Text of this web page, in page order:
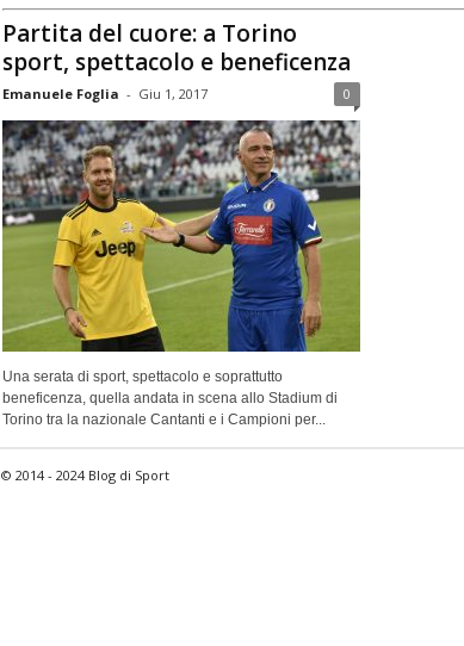
Partita del cuore: a Torino
sport, spettacolo e beneficenza
Emanuele Foglia - Giu 1, 2017 0
Una serata di sport, spettacolo e soprattutto
beneficenza, quella andata in scena allo Stadium di
Torino tra la nazionale Cantanti e i Campioni per...
© 2014 - 2024 Blog di Sport